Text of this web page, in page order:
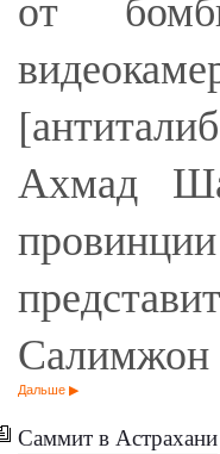
Ахмад
Дальше
Саммит в Астрахани заложил